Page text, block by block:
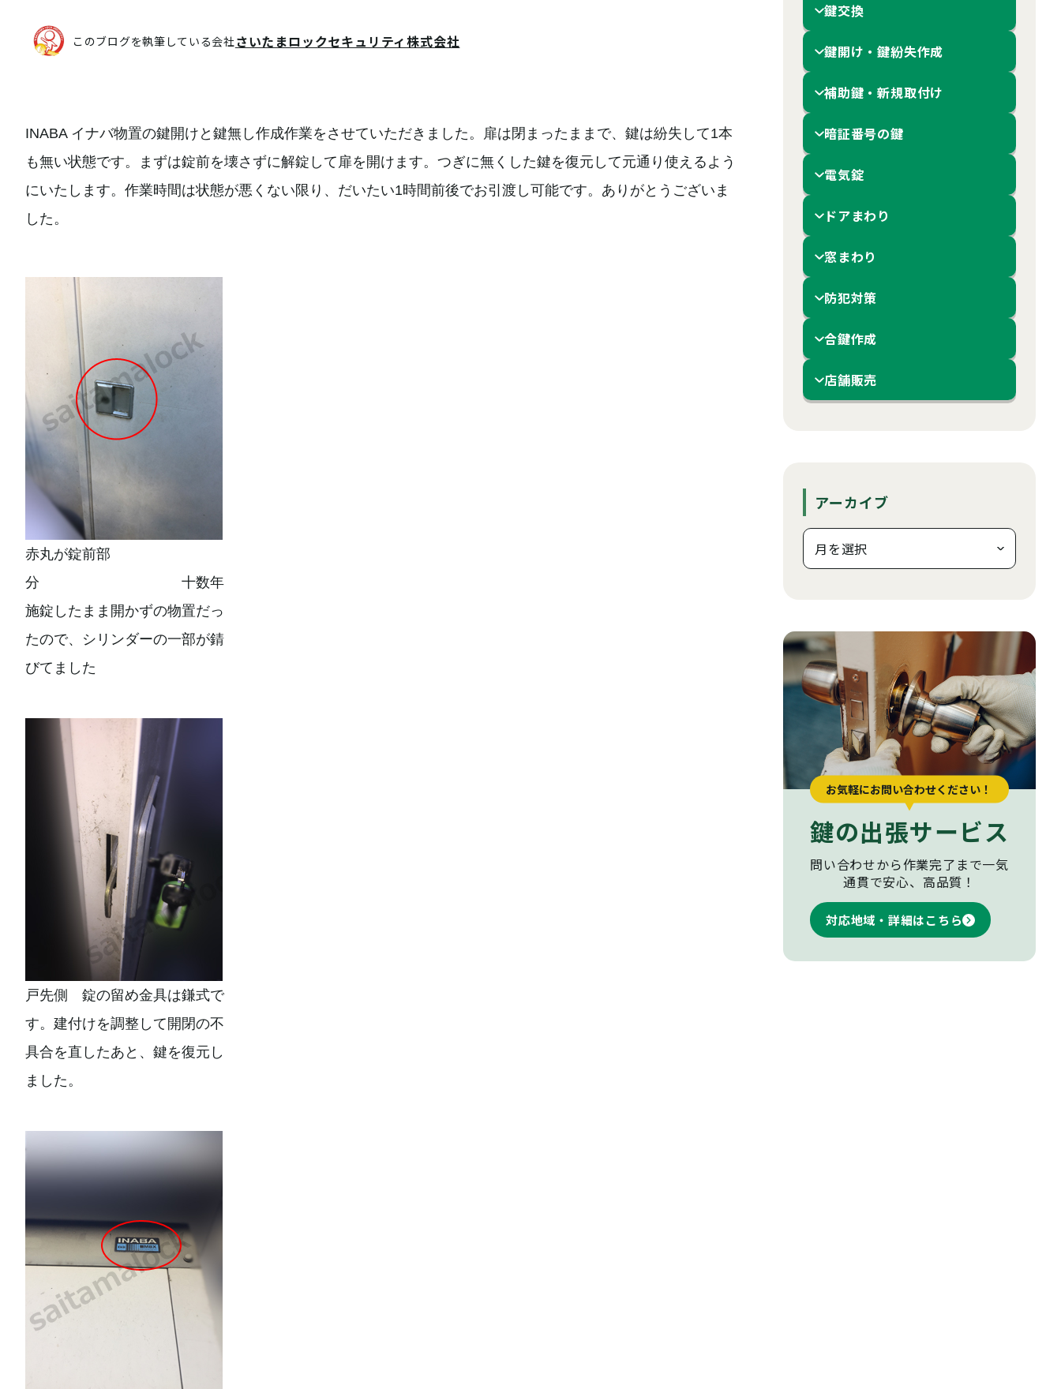
このブログを執筆している会社さいたまロックセキュリティ株式会社
INABA イナバ物置の鍵開けと鍵無し作成作業をさせていただきました。扉は閉まったままで、鍵は紛失して1本
も無い状態です。まずは錠前を壊さずに解錠して扉を開けます。つぎに無くした鍵を復元して元通り使えるよう
にいたします。作業時間は状態が悪くない限り、だいたい1時間前後でお引渡し可能です。ありがとうございま
した。
赤丸が錠前部
分 十数年
施錠したまま開かずの物置だっ
たので、シリンダーの一部が錆
びてました
戸先側 錠の留め金具は鎌式で
す。建付けを調整して開閉の不
具合を直したあと、鍵を復元し
ました。
鍵交換
鍵開け・鍵紛失作成
補助鍵・新規取付け
暗証番号の鍵
電気錠
ドアまわり
窓まわり
防犯対策
合鍵作成
店舗販売
アーカイブ
お気軽にお問い合わせください！
鍵の出張サービス
問い合わせから作業完了まで一気
通貫で安心、高品質！
対応地域・詳細はこちら